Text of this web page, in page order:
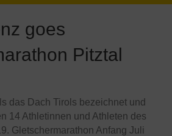
goes
Pitztal
das Dach Tirols bezeichnet und
14 Athletinnen und Athleten des
Gletschermarathon Anfang Juli